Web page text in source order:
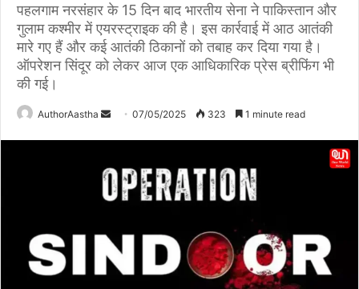
पहलगाम नरसंहार के 15 दिन बाद भारतीय सेना ने पाकिस्तान और
गुलाम कश्मीर में एयरस्ट्राइक की है। इस कार्रवाई में आठ आतंकी
मारे गए हैं और कई आतंकी ठिकानों को तबाह कर दिया गया है।
ऑपरेशन सिंदूर को लेकर आज एक आधिकारिक प्रेस ब्रीफिंग भी
की गई।
AuthorAastha
d
a
m
a
07/05/2025 323 1 minute read